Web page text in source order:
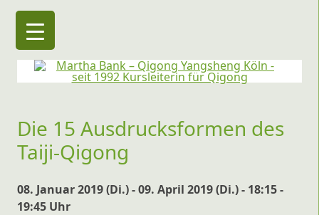
Martha Bank – Qigong Yangsheng Köln
seit 1992 Kursleiterin für Qigong
Die 15 Ausdrucksformen des
Taiji-Qigong
08. Januar 2019 (Di.) - 09. April 2019 (Di.) - 18:15 -
19:45 Uhr